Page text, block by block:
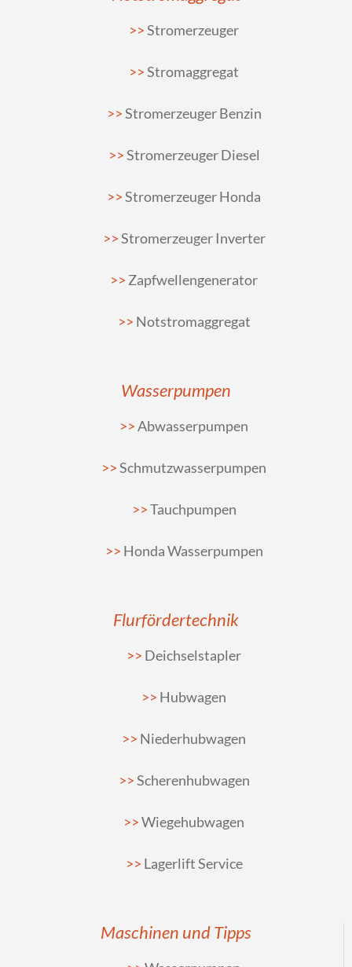
Stromerzeuger
Stromaggregat
Stromerzeuger Benzin
Stromerzeuger Diesel
Stromerzeuger Honda
Stromerzeuger Inverter
Zapfwellengenerator
Notstromaggregat
Wasserpumpen
Abwasserpumpen
Schmutzwasserpumpen
Tauchpumpen
Honda Wasserpumpen
Flurfördertechnik
Deichselstapler
Hubwagen
Niederhubwagen
Scherenhubwagen
Wiegehubwagen
Lagerlift Service
Maschinen und Tipps